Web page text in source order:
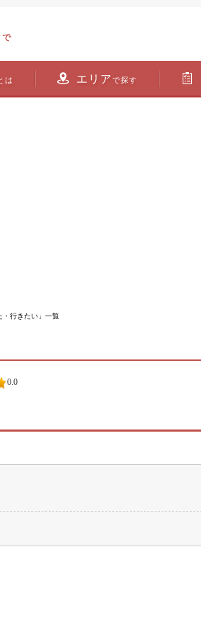
で
は エリアで探す
・行きたい」一覧
0.0